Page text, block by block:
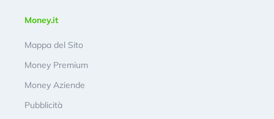
Money.it
Mappa del Sito
Money Premium
Money Aziende
Pubblicità